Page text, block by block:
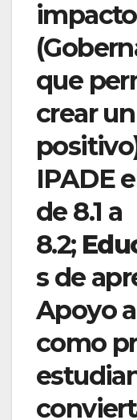
que
crear
IPADE
de 8.1 a
8.2;
s de
Apoyo
como